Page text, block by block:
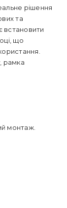
рішення
та
встановити
що
рамка
монтаж.